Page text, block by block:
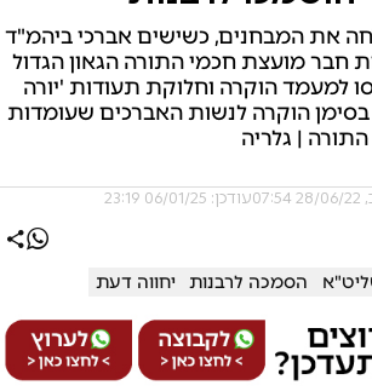
את המבחנים, כשישים אברכי ביהמ"ד
חבר מועצת חכמי התורה הגאון הגדול
למעמד הוקרה וחלוקת תעודות 'יורה
בסימן הוקרה לנשות האברכים שעומדות
| גלריה
עודכן: 06/01/25 23:19
הסמכה לרבנות יחווה דעת